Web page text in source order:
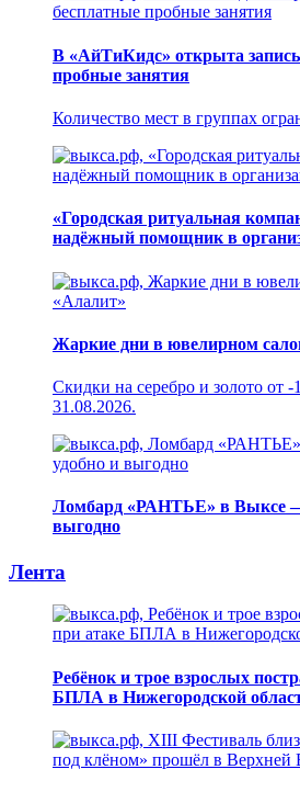
В «АйТиКидс» открыта
пробные занятия
Количество мест в группах
«Городская ритуальная
надёжный помощник в
Жаркие дни в ювелирном
Скидки на серебро и золото от -
31.08.2026.
Ломбард «РАНТЬЕ» в Выксе
выгодно
Лента
Ребёнок и трое взрослых
БПЛА в Нижегородской